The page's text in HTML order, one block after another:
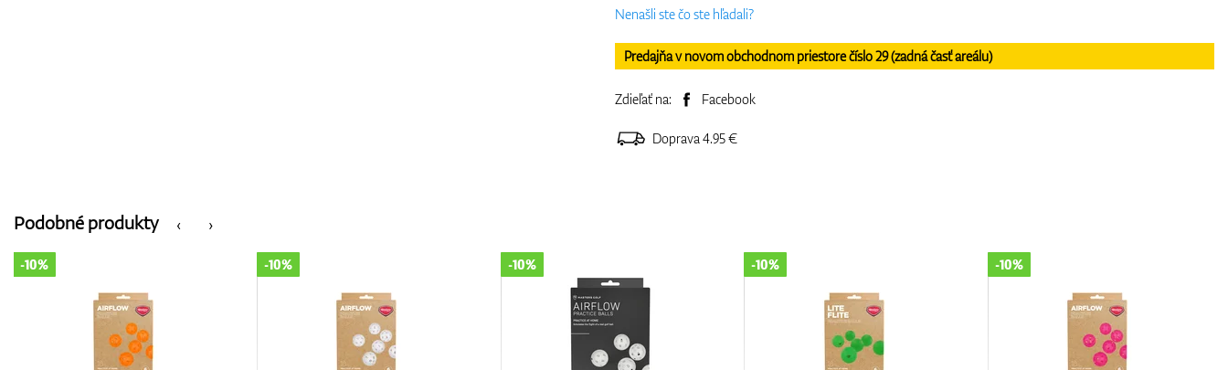
Nenašli ste čo ste hľadali?
Predajňa v novom obchodnom priestore číslo 29 (zadná časť areálu)
Zdieľať na: Facebook
Doprava 4.95 €
‹
Podobné produkty ›
-10% -10% -10% -10% -10%